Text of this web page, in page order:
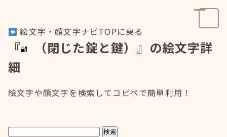
絵文字・顔文字ナビTOPに戻る
『
（閉じた錠と鍵）』の絵文字詳
細
絵文字や顔文字を検索してコピペで簡単利用！
検索